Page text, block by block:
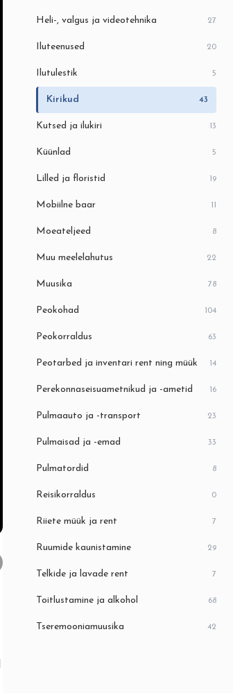
Heli-, valgus ja videotehnika 27
Iluteenused 20
Ilutulestik 5
Kirikud 43
Kutsed ja ilukiri 13
Küünlad 5
Lilled ja floristid 19
Mobiilne baar 11
Moeateljeed 8
Muu meelelahutus 22
Muusika 78
Peokohad 104
Peokorraldus 63
Peotarbed ja inventari rent ning müük 14
Perekonnaseisuametnikud ja -ametid 16
Pulmaauto ja -transport 23
Pulmaisad ja -emad 33
Pulmatordid 8
Reisikorraldus 0
Riiete müük ja rent 7
Ruumide kaunistamine 29
Telkide ja lavade rent 7
Toitlustamine ja alkohol 68
Tseremooniamuusika 42